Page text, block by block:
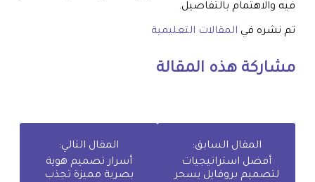
فيه والاهتمام بالتفاصيل.
تم نشره في المقالات التعليمية
مشاركة هذه المقالة
المقال السابق:
أفضل استراتيجيات
لتصميم بروفايل يسحر
المقال التالي:
أسرار تصميم هوية
بصرية مميزة تجذب